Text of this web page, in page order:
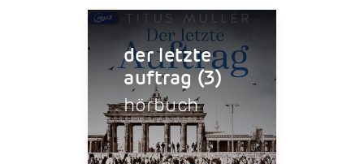
der letzte
auftrag (3)
hörbuch